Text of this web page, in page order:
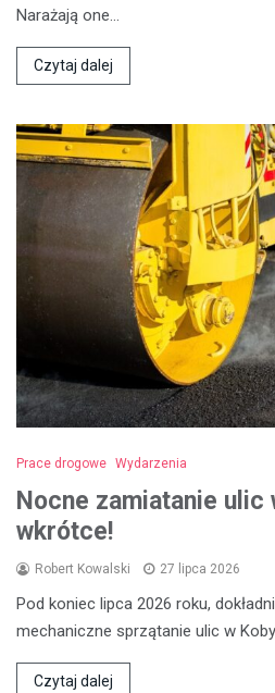
Narażają one…
Czytaj dalej
Prace drogowe Wydarzenia
Nocne zamiatanie ulic
wkrótce!
Robert Kowalski 27 lipca 2026
Pod koniec lipca 2026 roku,
mechaniczne sprzątanie ulic w
Czytaj dalej